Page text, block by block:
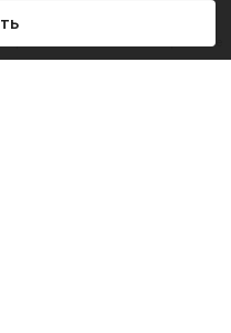
Сравнение